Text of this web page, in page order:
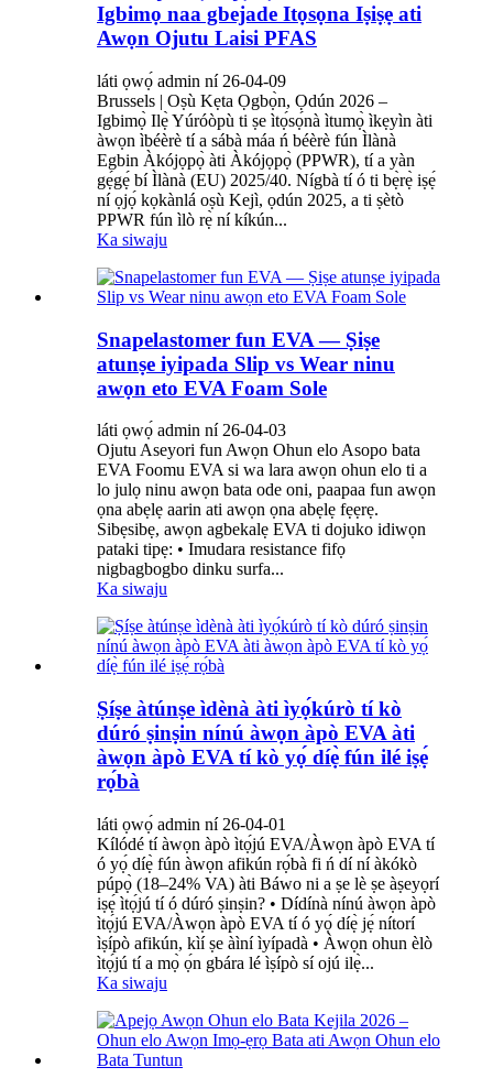
Igbimọ naa gbejade Itọsọna Iṣiṣẹ ati
Awọn Ojutu Laisi PFAS
láti ọwọ́ admin ní 26-04-09
Brussels | Oṣù Kẹta Ọgbọ̀n, Ọdún 2026 –
Igbimọ̀ Ilẹ̀ Yúróòpù ti ṣe ìtọ́sọ́nà ìtumọ̀ ìkẹyìn àti
àwọn ìbéèrè tí a sábà máa ń béèrè fún Ìlànà
Egbin Àkójọpọ̀ àti Àkójọpọ̀ (PPWR), tí a yàn
gẹ́gẹ́ bí Ìlànà (EU) 2025/40. Nígbà tí ó ti bẹ̀rẹ̀ iṣẹ́
ní ọjọ́ kọkànlá oṣù Kejì, ọdún 2025, a ti ṣètò
PPWR fún ìlò rẹ̀ ní kíkún...
Ka siwaju
Snapelastomer fun EVA — Ṣiṣe
atunṣe iyipada Slip vs Wear ninu
awọn eto EVA Foam Sole
láti ọwọ́ admin ní 26-04-03
Ojutu Aseyori fun Awọn Ohun elo Asopo bata
EVA Foomu EVA si wa lara awọn ohun elo ti a
lo julọ ninu awọn bata ode oni, paapaa fun awọn
ọna abẹlẹ aarin ati awọn ọna abẹlẹ fẹẹrẹ.
Sibẹsibẹ, awọn agbekalẹ EVA ti dojuko idiwọn
pataki tipẹ: • Imudara resistance fifọ
nigbagbogbo dinku surfa...
Ka siwaju
Ṣíṣe àtúnṣe ìdènà àti ìyọ́kúrò tí kò
dúró ṣinṣin nínú àwọn àpò EVA àti
àwọn àpò EVA tí kò yọ́ díẹ̀ fún ilé iṣẹ́
rọ́bà
láti ọwọ́ admin ní 26-04-01
Kílódé tí àwọn àpò ìtọ́jú EVA/Àwọn àpò EVA tí
ó yọ́ díẹ̀ fún àwọn afikún rọ́bà fi ń dí ní àkókò
púpọ̀ (18–24% VA) àti Báwo ni a ṣe lè ṣe àṣeyọrí
iṣẹ́ ìtọ́jú tí ó dúró ṣinṣin? • Dídínà nínú àwọn àpò
ìtọ́jú EVA/Àwọn àpò EVA tí ó yọ́ díẹ̀ jẹ́ nítorí
ìṣípò afikún, kìí ṣe àìní ìyípadà • Àwọn ohun èlò
ìtọ́jú tí a mọ̀ ọ́n gbára lé ìṣípò sí ojú ilẹ̀...
Ka siwaju